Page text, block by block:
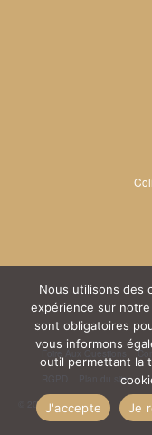
Plan du site
© 2026 Kréa Broderie
Nous utilisons des
expérience sur
sont obligatoires
vous informons
outil permettant la
J'accepte
Je